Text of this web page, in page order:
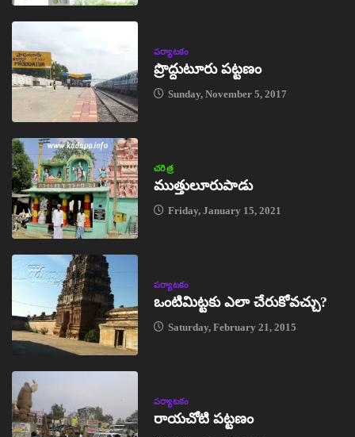
పర్యాటకం
ప్రొద్దుటూరు పట్టణం
Sunday, November 5, 2017
చరిత్ర
ముత్తులూరుపాడు
Friday, January 15, 2021
పర్యాటకం
ఒంటిమిట్టకు ఎలా చేరుకోవచ్చు?
Saturday, February 21, 2015
పర్యాటకం
రాయచోటి పట్టణం